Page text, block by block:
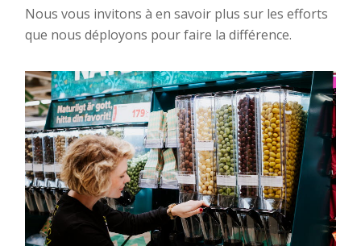
Nous vous invitons à en savoir plus sur les efforts
que nous déployons pour faire la différence.